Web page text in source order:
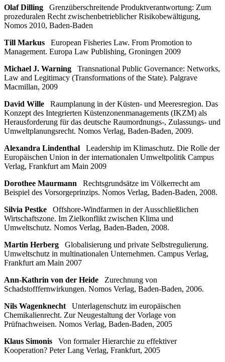
Olaf Dilling Grenzüberschreitende Produktverantwortung: Zum
prozeduralen Recht zwischenbetrieblicher Risikobewältigung,
Nomos 2010, Baden-Baden
Till Markus European Fisheries Law. From Promotion to
Management. Europa Law Publishing, Groningen 2009
Michael J. Warning Transnational Public Governance: Networks,
Law and Legitimacy (Transformations of the State). Palgrave
Macmillan, 2009
David Wille Raumplanung in der Küsten- und Meeresregion. Das
Konzept des Integrierten Küstenzonenmanagements (IKZM) als
Herausforderung für das deutsche Raumordnungs-, Zulassungs- und
Umweltplanungsrecht. Nomos Verlag, Baden-Baden, 2009.
Alexandra Lindenthal
Leadership im Klimaschutz. Die Rolle der
Europäischen Union in der internationalen Umweltpolitik Campus
Verlag, Frankfurt am Main 2009
Dorothee Maurmann Rechtsgrundsätze im Völkerrecht am
Beispiel des Vorsorgeprinzips. Nomos Verlag, Baden-Baden, 2008.
Silvia Pestke Offshore-Windfarmen in der Ausschließlichen
Wirtschaftszone. Im Zielkonflikt zwischen Klima und
Umweltschutz. Nomos Verlag, Baden-Baden, 2008.
Martin Herberg Globalisierung und private Selbstregulierung.
Umweltschutz in multinationalen Unternehmen. Campus Verlag,
Frankfurt am Main 2007
Ann-Kathrin von der Heide
Zurechnung von
Schadstofffernwirkungen. Nomos Verlag, Baden-Baden, 2006.
Nils Wagenknecht
Unterlagenschutz im europäischen
Chemikalienrecht. Zur Neugestaltung der Vorlage von
Prüfnachweisen. Nomos Verlag, Baden-Baden, 2005
Klaus Simonis Von formaler Hierarchie zu effektiver
Kooperation? Peter Lang Verlag, Frankfurt, 2005